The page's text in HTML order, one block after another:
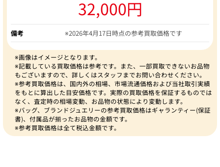
32,000円
備考 ※2026年4月17日時点の参考買取価格です
※画像はイメージとなります。
※記載している買取価格は参考です。また、一部買取できないお品物
もございますので、詳しくはスタッフまでお問い合わせください。
※参考買取価格は、国内外の相場、市場流通価格および当社取引実績
をもとに算出した目安価格です。実際の買取価格を保証するものでは
なく、査定時の相場変動、お品物の状態により変動します。
※バッグ、ブランドジュエリーの参考買取価格はギャランティー(保証
書)、付属品が揃ったお品物の金額です。
※参考買取価格は全て税込金額です。